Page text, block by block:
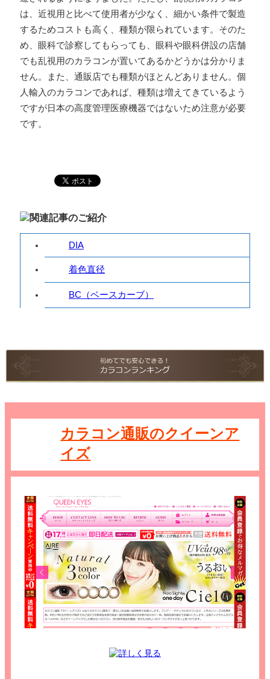
は、近視用と比べて使用者が少なく、細かい条件で製造
するためコストも高く、種類が限られています。そのた
め、眼科で診察してもらっても、眼科や眼科併設の店舗
でも乱視用のカラコンが置いてあるかどうかは分かりま
せん。また、通販店でも種類がほとんどありません。個
人輸入のカラコンであれば、種類は増えてきているよう
ですが日本の高度管理医療機器ではないため注意が必要
です。
DIA
着色直径
BC（ベースカーブ）
カラコン通販のクイーンア
イズ